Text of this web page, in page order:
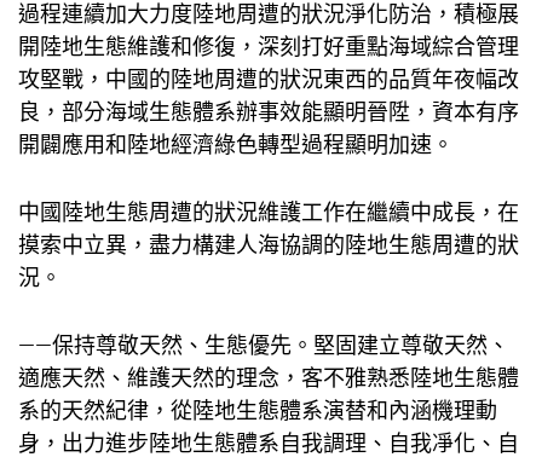
過程連續加大力度陸地周遭的狀況淨化防治，積極展
開陸地生態維護和修復，深刻打好重點海域綜合管理
攻堅戰，中國的陸地周遭的狀況東西的品質年夜幅改
良，部分海域生態體系辦事效能顯明晉陞，資本有序
開闢應用和陸地經濟綠色轉型過程顯明加速。
中國陸地生態周遭的狀況維護工作在繼續中成長，在
摸索中立異，盡力構建人海協調的陸地生態周遭的狀
況。
——保持尊敬天然、生態優先。堅固建立尊敬天然、
適應天然、維護天然的理念，客不雅熟悉陸地生態體
系的天然紀律，從陸地生態體系演替和內涵機理動
身，出力進步陸地生態體系自我調理、自我凈化、自